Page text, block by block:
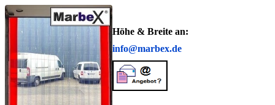
Höhe & Breite an:
info@marbex.de